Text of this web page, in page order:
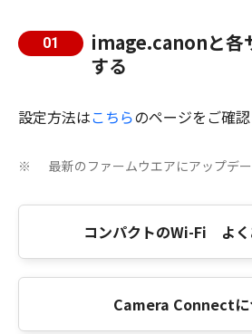
01
image.canonと各
する
設定方法はこちらのページをご確認
※ 最新のファームウエアにアップデー
コンパクトのWi-Fi よく
Camera Connectに